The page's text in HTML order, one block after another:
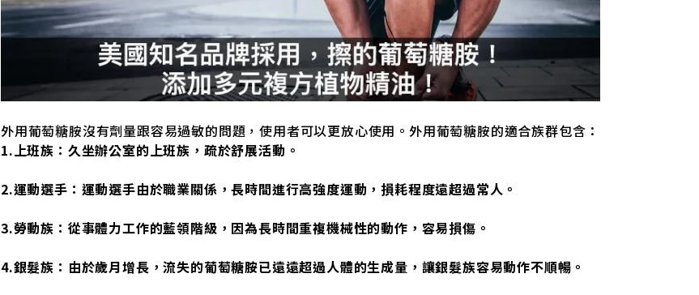
外用葡萄糖胺沒有劑量跟容易過敏的問題，使用者可以更放心使用。外用葡萄糖胺的適合族群包含：
1.上班族：久坐辦公室的上班族，疏於舒展活動。
2.運動選手：運動選手由於職業關係，長時間進行高強度運動，損耗程度遠超過常人。
3.勞動族：從事體力工作的藍領階級，因為長時間重複機械性的動作，容易損傷。
4.銀髮族：由於歲月增長，流失的葡萄糖胺已遠遠超過人體的生成量，讓銀髮族容易動作不順暢。